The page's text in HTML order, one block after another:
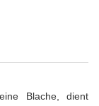
Blache, dient